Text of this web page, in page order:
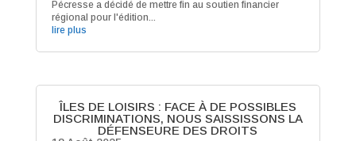
Pécresse a décidé de mettre fin au soutien financier
régional pour l'édition...
lire plus
ÎLES DE LOISIRS : FACE À DE POSSIBLES
DISCRIMINATIONS, NOUS SAISSISSONS LA
DÉFENSEURE DES DROITS